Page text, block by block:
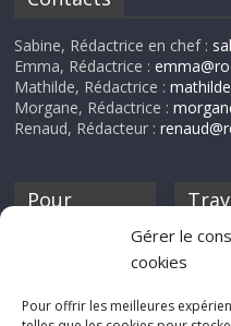
Gérer le
cookies
Pour offrir les meilleures
Sabine, Rédactrice en chef :
Emma, Rédactrice :
Mathilde, Rédactrice :
Morgane, Rédactrice :
Renaud, Rédacteur :
Pour
discothèque
Si tu